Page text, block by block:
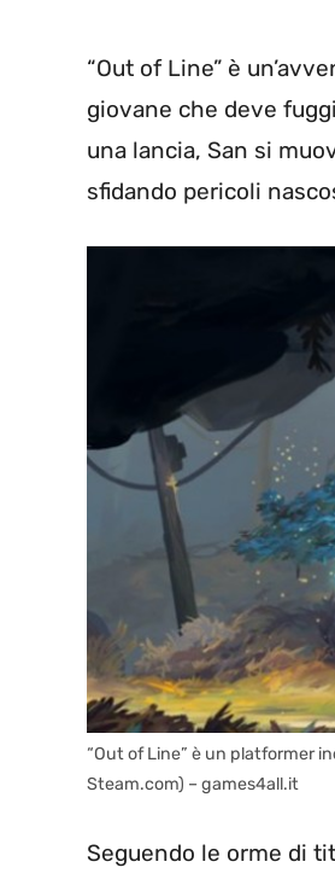
“Out of Line” è
giovane che deve
una lancia, San si
sfidando pericoli
“Out of Line” è un platformer
Steam.com) – games4all.it
Seguendo le orme di